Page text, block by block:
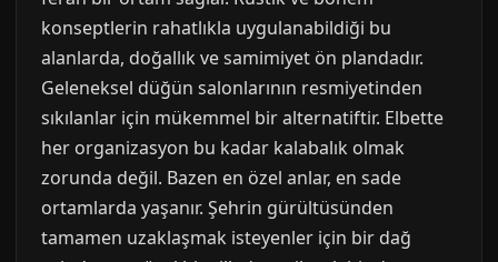
konseptlerin rahatlıkla uygulanabildiği bu
alanlarda, doğallık ve samimiyet ön plandadır.
Geleneksel düğün salonlarının resmiyetinden
sıkılanlar için mükemmel bir alternatiftir. Elbette
her organizasyon bu kadar kalabalık olmak
zorunda değil. Bazen en özel anlar, en sade
ortamlarda yaşanır. Şehrin gürültüsünden
tamamen uzaklaşmak isteyenler için bir dağ